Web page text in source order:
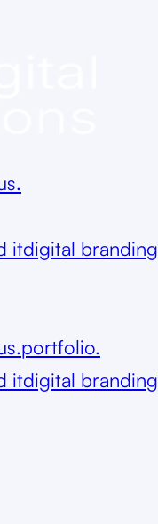
itdigital branding
portfolio.
itdigital branding